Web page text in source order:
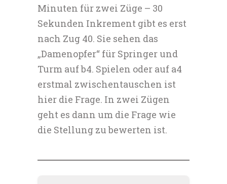
Minuten für zwei Züge – 30
Sekunden Inkrement gibt es erst
nach Zug 40. Sie sehen das
„Damenopfer“ für Springer und
Turm auf b4. Spielen oder auf a4
erstmal zwischentauschen ist
hier die Frage. In zwei Zügen
geht es dann um die Frage wie
die Stellung zu bewerten ist.